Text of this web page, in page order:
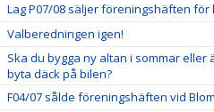
Lag P07/08 säljer föreningshäften
Valberedningen igen!
Ska du bygga ny altan i sommar eller
byta däck på bilen?
F04/07 sålde föreningshäften vid